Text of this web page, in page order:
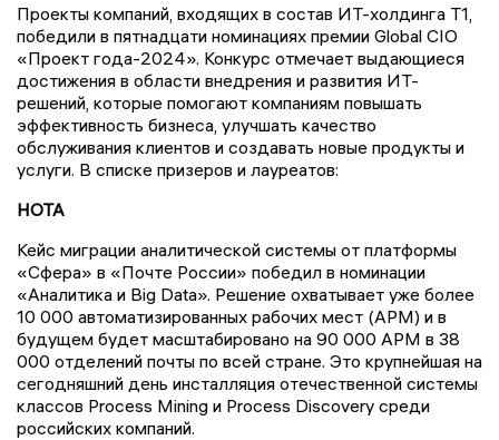
Проекты компаний, входящих в состав ИТ-холдинга Т1,
победили в пятнадцати номинациях премии Global CIO
«Проект года-2024». Конкурс отмечает выдающиеся
достижения в области внедрения и развития ИТ-
решений, которые помогают компаниям повышать
эффективность бизнеса, улучшать качество
обслуживания клиентов и создавать новые продукты и
услуги. В списке призеров и лауреатов:
НОТА
Кейс миграции аналитической системы от платформы
«Сфера» в «Почте России» победил в номинации
«Аналитика и Big Data». Решение охватывает уже более
10 000 автоматизированных рабочих мест (АРМ) и в
будущем будет масштабировано на 90 000 АРМ в 38
000 отделений почты по всей стране. Это крупнейшая на
сегодняшний день инсталляция отечественной системы
классов Process Mining и Process Discovery среди
российских компаний.